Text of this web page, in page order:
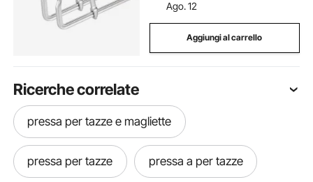
Ago. 12
Aggiungi al carrello
Ricerche correlate
pressa per tazze e magliette
pressa per tazze pressa a per tazze